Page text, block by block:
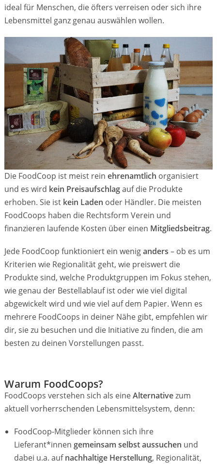
ideal für Menschen, die öfters verreisen oder sich ihre
Lebensmittel ganz genau auswählen wollen.
Die FoodCoop ist meist reinehrenamtlich organisiert
und es wird kein Preisaufschlagauf die Produkte
erhoben. Sie ist kein Laden oder Händler. Die meisten
FoodCoops haben die Rechtsform Verein und
finanzieren laufende Kosten über einen Mitgliedsbeitrag.
Jede FoodCoop funktioniert ein weniganders – ob es um
Kriterien wie Regionalität geht, wie preiswert die
Produkte sind, welche Produktgruppen im Fokus stehen,
wie genau der Bestellablauf ist oder wie viel digital
abgewickelt wird und wie viel auf dem Papier. Wenn es
mehrere FoodCoops in deiner Nähe gibt, empfehlen wir
dir, sie zu besuchen und die Initiative zu finden, die am
besten zu deinen Vorstellungen passt.
Warum FoodCoops?
FoodCoops verstehen sich als eineAlternativezum
aktuell vorherrschenden Lebensmittelsystem, denn:
FoodCoop-Mitglieder können sich ihre
Lieferant*innen gemeinsam selbst aussuchen und
dabei u.a. aufnachhaltige Herstellung, Regionalität,